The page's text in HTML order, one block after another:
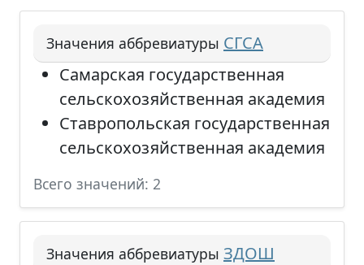
Значения аббревиатуры СГСА
Самарская государственная
сельскохозяйственная академия
Ставропольская государственная
сельскохозяйственная академия
Всего значений: 2
Значения аббревиатуры ЗДОШ